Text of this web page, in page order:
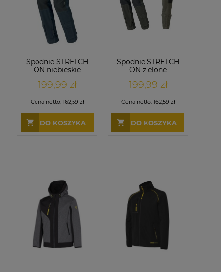
Spodnie STRETCH
ON niebieskie
199,99 zł
Cena netto: 162,59 zł
DO KOSZYKA
Spodnie STRETCH
ON zielone
199,99 zł
Cena netto: 162,59 zł
DO KOSZYKA